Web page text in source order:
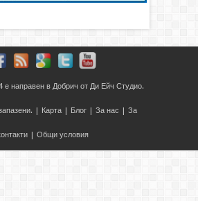
е направен в Добрич от Ди Ейч Студио.
| Карта | Блог | За нас | За
| Общи условия